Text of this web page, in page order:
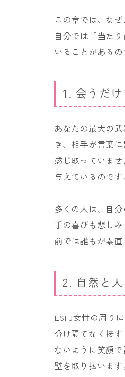
この章では、な
自分では「当た
いることがあるの
1. 会うだ
あなたの最大の
き、相手が言葉
感じ取っていま
与えているのです
多くの人は、自
手の喜びも悲し
前では誰もが素
2. 自然と
ESFJ女性の周り
分け隔てなく接
ないように笑顔
壁を取り払います